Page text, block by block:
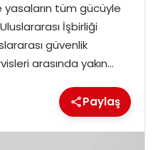
tüm gücüyle
İşbirliği
güvenlik
arasında yakın…
Paylaş